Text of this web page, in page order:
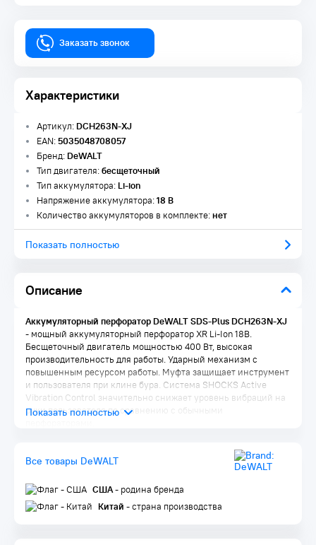
Заказать звонок
Характеристики
Описание
Артикул:DCH263N-XJ
EAN:5035048708057
Бренд:DeWALT
Тип двигателя:бесщеточный
Тип аккумулятора:Li-ion
Напряжение аккумулятора:18 В
Количество аккумуляторов в комплекте:нет
Показать полностью
Аккумуляторный перфоратор DeWALT SDS-Plus DCH263N-XJ
- мощный аккумуляторный перфоратор XR Li-Ion 18В.
Бесщеточный двигатель мощностью 400 Вт, высокая
производительность для работы. Ударный механизм с
повышенным ресурсом работы. Муфта защищает инструмент
и пользователя при клине бура. Система SHOCKS Active
Vibration Control значительно снижает уровень вибраций на
руки пользователя по сравнению с обычными
Долговечный ударный механизм, обеспечивающий 3 Дж
Механическая муфта позволяет контролировать
инструмент при заклинивании бура
Электронная регулировка частоты вращения для
Все товары DeWALT
США- родина бренда
Китай - страна производства